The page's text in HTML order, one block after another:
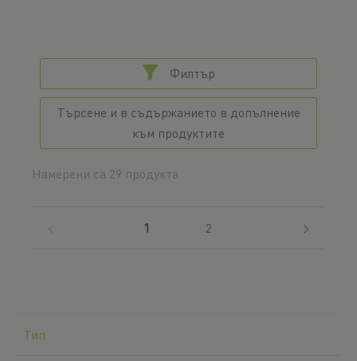
Филтър
Търсене и в съдържанието в допълнение
към продуктите
Намерени са 29 продукта
1 2
Тип